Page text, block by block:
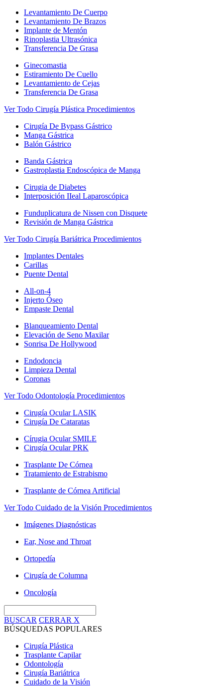
Levantamiento De Cuerpo
Levantamiento De Brazos
Implante de Mentón
Rinoplastia Ultrasónica
Transferencia De Grasa
Ginecomastia
Estiramiento De Cuello
Levantamiento de Cejas
Transferencia De Grasa
Ver Todo Cirugía Plástica Procedimientos
Cirugía De Bypass Gástrico
Manga Gástrica
Balón Gástrico
Banda Gástrica
Gastroplastia Endoscópica de Manga
Cirugia de Diabetes
Interposición IIeal Laparoscópica
Funduplicatura de Nissen con Disquete
Revisión de Manga Gástrica
Ver Todo Cirugía Bariátrica Procedimientos
Implantes Dentales
Carillas
Puente Dental
All-on-4
Injerto Óseo
Empaste Dental
Blanqueamiento Dental
Elevación de Seno Maxilar
Sonrisa De Hollywood
Endodoncia
Limpieza Dental
Coronas
Ver Todo Odontología Procedimientos
Cirugía Ocular LASIK
Cirugía De Cataratas
Círugia Ocular SMILE
Cirugía Ocular PRK
Trasplante De Córnea
Tratamiento de Estrabismo
Trasplante de Córnea Artificial
Ver Todo Cuidado de la Visión Procedimientos
Imágenes Diagnósticas
Ear, Nose and Throat
Ortopedía
Cirugía de Columna
Oncología
BUSCAR CERRAR X
BÚSQUEDAS POPULARES
Cirugía Plástica
Trasplante Capilar
Odontología
Cirugía Bariátrica
Cuidado de la Visión